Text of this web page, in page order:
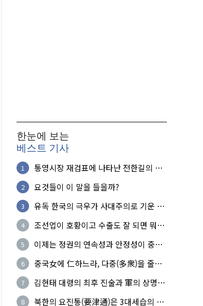
한눈에 보는
베스트 기사
1
통영시장 재검표에 나타난 전한길의 무
2 요것들이 이 말을 들을까?
3
유독 한국의 극우가 사대주의로 기운 이
4
조선업이 호황이고 수출도 잘 되면 뭐하
5
이제는 정권의 연속성과 안정성이 중요
6
중국女에 仁하느라, 다중(多衆)을 줄세
7
김현태 대령의 최후 진술과 軍의 상명하
8 북한의 요진통(要津通)은 3대세습의 사